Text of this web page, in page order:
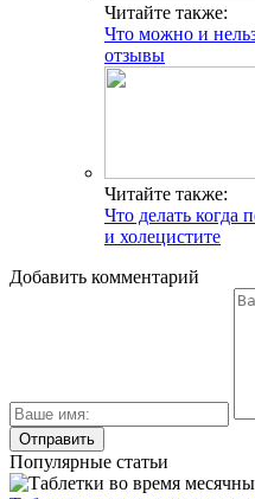
Читайте также:
Что можно и
отзывы
Читайте также:
Что делать когда
и холецистите
Добавить комментарий
Популярные статьи